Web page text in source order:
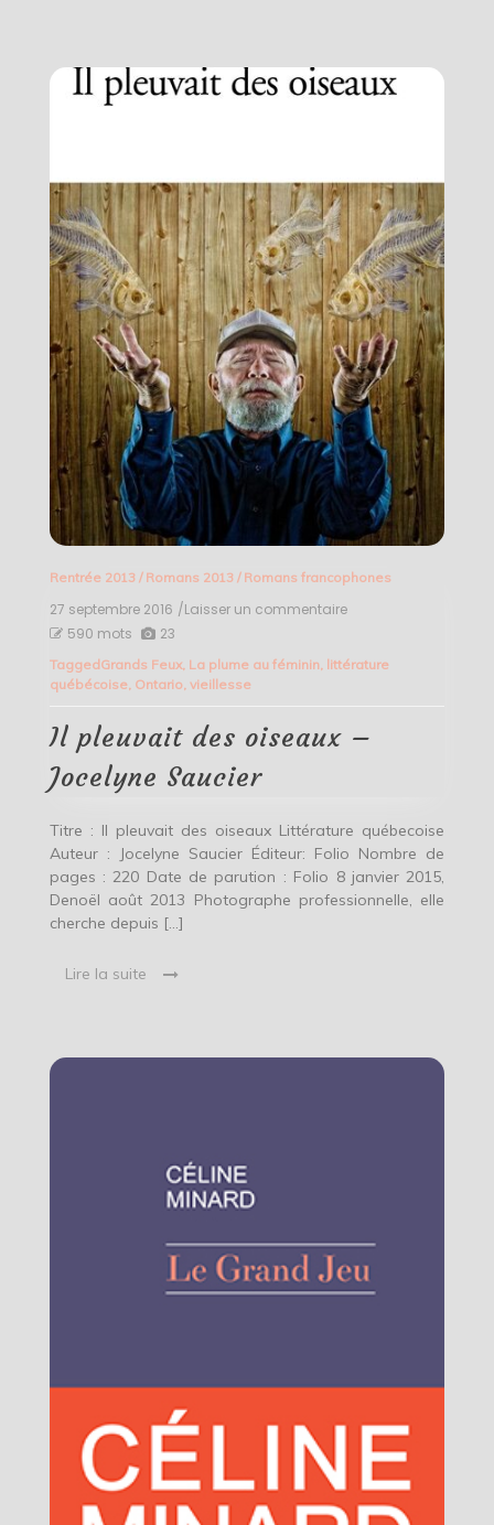
Rentrée 2013/ Romans 2013/ Romans francophones
27 septembre 2016 /Laisser un commentaireon
des
590 mots 23
TaggedGrands Feux, La plume au féminin, littérature
québécoise, Ontario, vieillesse
Il pleuvait des oiseaux –
Jocelyne Saucier
Titre : Il pleuvait des oiseaux Littérature québecoise
Auteur : Jocelyne Saucier Éditeur: Folio Nombre de
pages : 220 Date de parution : Folio 8 janvier 2015,
Denoël août 2013 Photographe professionnelle, elle
cherche depuis […]
Lire la suite